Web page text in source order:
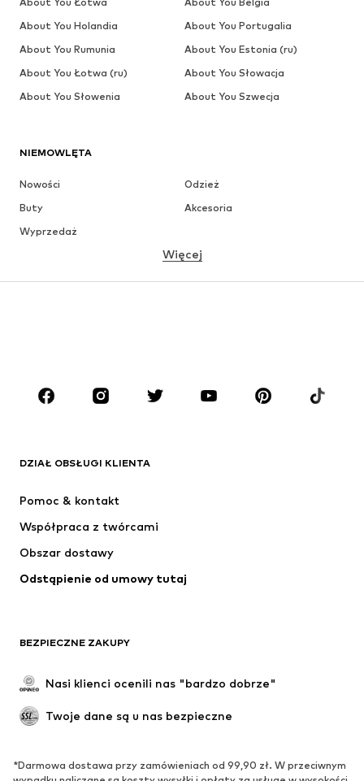
NIEMOWLĘTA
Nowości
Odzież
Buty
Akcesoria
Wyprzedaż
MARKI
Next
SUPERFIT
Więcej
DZIAŁ OBSŁUGI KLIENTA
Pomoc & kontakt
Współpraca z twórcami
Obszar dostawy
Odstąpienie od umowy tutaj
BEZPIECZNE ZAKUPY
Nasi klienci ocenili nas "bardzo dobrze"
Twoje dane są u nas bezpieczne
*Darmowa dostawa przy zamówieniach od 99,90 zł. W przeciwnym
About You Holandia
About You Portugalia
About You Rumunia
About You Estonia (ru)
About You Łotwa (ru)
About You Słowacja
About You Słowenia
About You Szwecja